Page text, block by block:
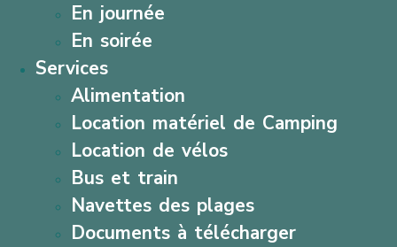
En journée
En soirée
Services
Alimentation
Location matériel de Camping
Location de vélos
Bus et train
Navettes des plages
Documents à télécharger